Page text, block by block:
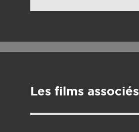
Les films associés